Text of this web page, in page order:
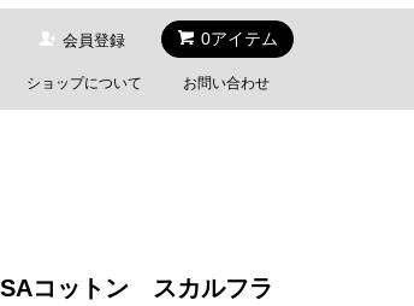
0アイテム
会員登録
ショップについて お問い合わせ
コットン スカルフラ